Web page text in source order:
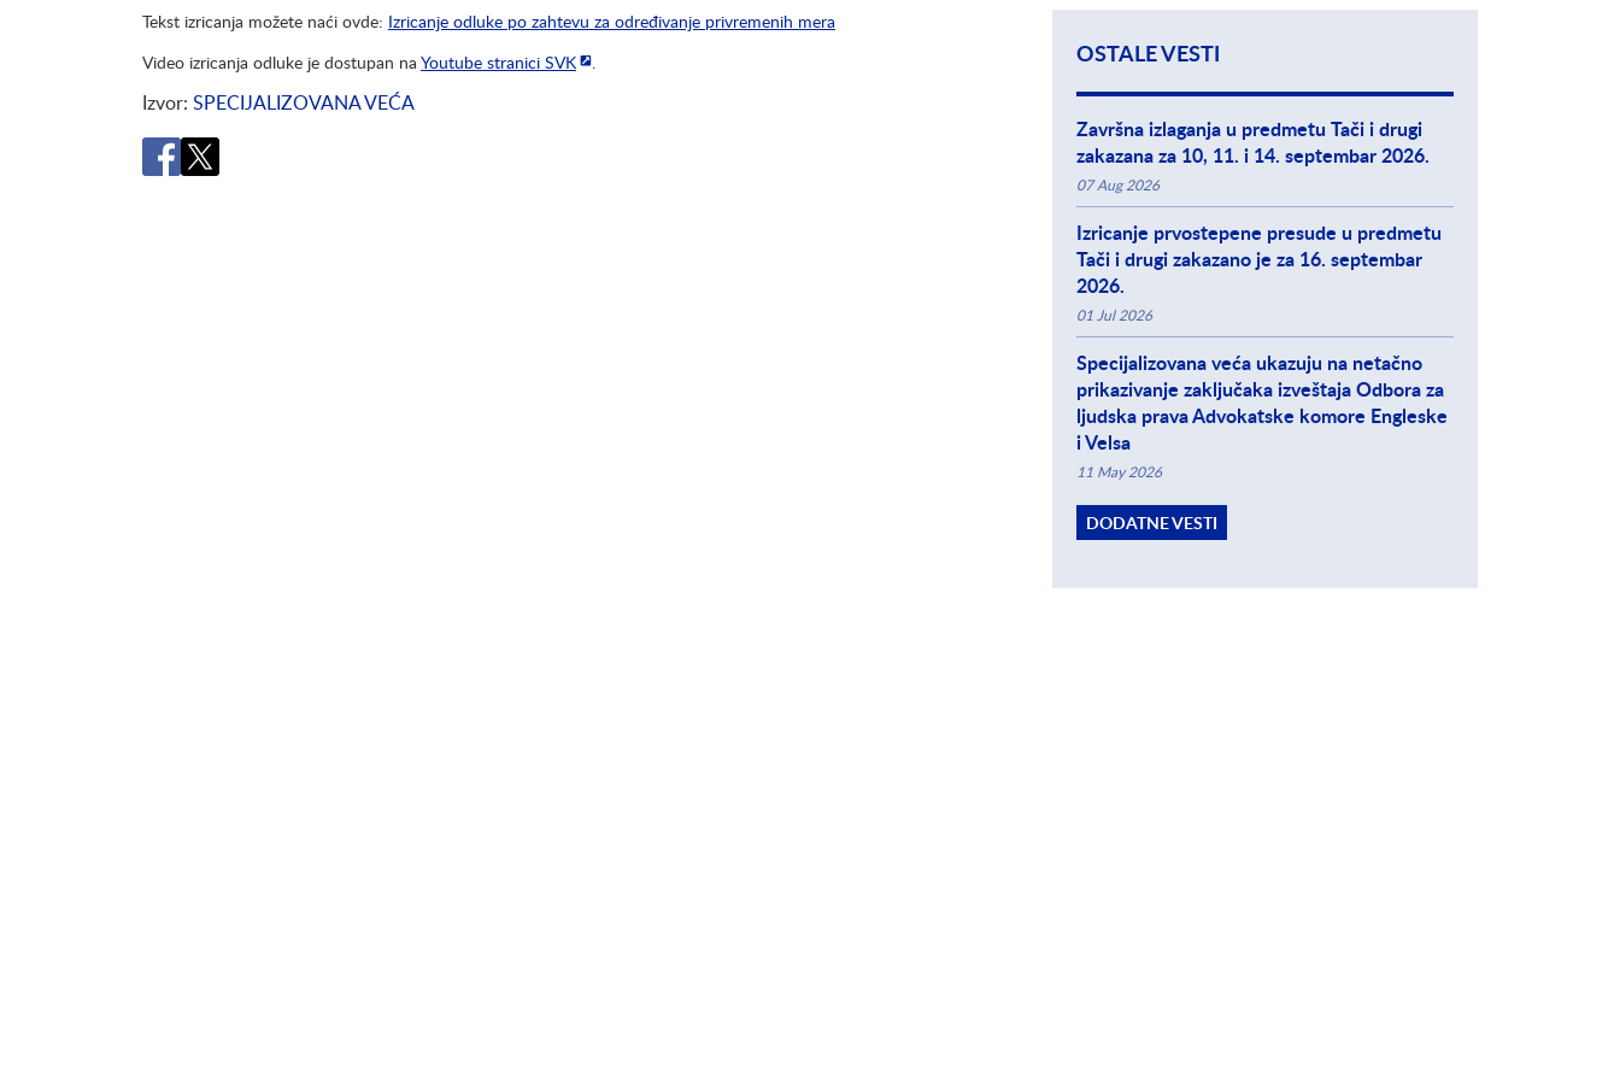
Tekst izricanja možete naći ovde: Izricanje odluke po zahtevu za određivanje privremenih mera
Video izricanja odluke je dostupan na Youtube stranici SVK .
Izvor SPECIJALIZOVANA VEĆA
OSTALE VESTI
Završna izlaganja u predmetu Tači i drugi
zakazana za 10, 11. i 14. septembar 2026.
07 Aug 2026
Izricanje prvostepene presude u predmetu
Tači i drugi zakazano je za 16. septembar
2026.
01 Jul 2026
Specijalizovana veća ukazuju na netačno
prikazivanje zaključaka izveštaja Odbora za
ljudska prava Advokatske komore Engleske
i Velsa
11 May 2026
DODATNE VESTI